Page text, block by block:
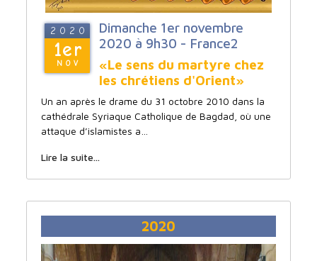
2020
1er
NOV
Dimanche 1er novembre
2020 à 9h30 - France2
«Le sens du martyre chez
les chrétiens d'Orient»
Un an après le drame du 31 octobre 2010 dans la
cathédrale Syriaque Catholique de Bagdad, où une
attaque d’islamistes a…
Lire la suite...
2020